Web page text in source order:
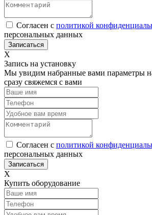
Согласен с политикой
персональных данных
Х
Запись на установку
Мы увидим набранные вами параметры
сразу свяжемся с вами
Согласен с политикой
персональных данных
Х
Купить оборудование